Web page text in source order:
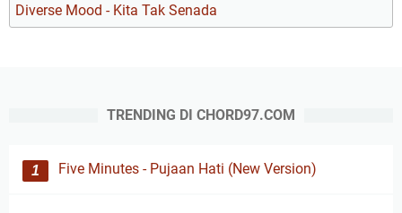
Diverse Mood - Kita Tak Senada
TRENDING DI CHORD97.COM
Five Minutes - Pujaan Hati (New Version)